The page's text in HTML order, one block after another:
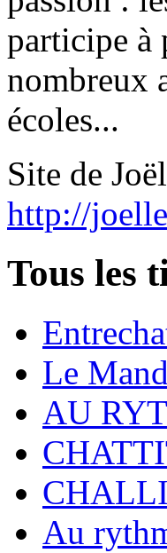
participe à
nombreux
écoles...
Site de
http://
Tous les
Le
AU
Au